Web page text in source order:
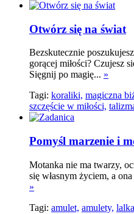
Otwórz się na świat
Bezskutecznie
gorącej miłości? Czujesz
Sięgnij po magię... »
Tagi: koraliki, magiczna
szczęście w miłości,
Pomyśl marzenie i
Motanka nie ma twarzy,
się własnym życiem, a
»
Tagi: amulet, amulety,